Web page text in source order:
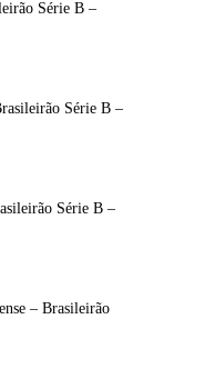
Série B –
Série B –
Série B –
– Brasileirão